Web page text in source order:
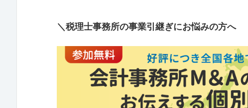
＼税理士事務所の事業引継ぎにお悩みの方へ